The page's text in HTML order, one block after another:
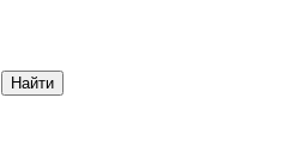
Найти